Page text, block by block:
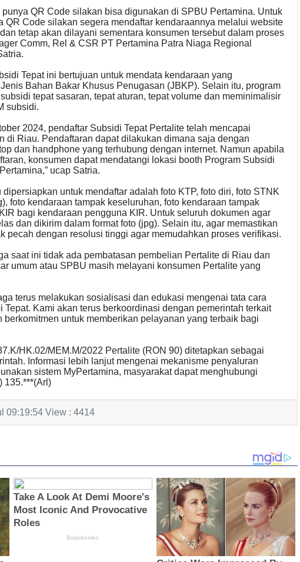
QR Code silakan bisa digunakan di SPBU Pertamina. Untuk
QR Code silakan segera mendaftar kendaraannya melalui website
tetap akan dilayani sementara konsumen tersebut dalam proses
Comm, Rel & CSR PT Pertamina Patra Niaga Regional
Tepat ini bertujuan untuk mendata kendaraan yang
Bahan Bakar Khusus Penugasan (JBKP). Selain itu, program
tepat sasaran, tepat aturan, tepat volume dan meminimalisir
subsidi.
2024, pendaftar Subsidi Tepat Pertalite telah mencapai
di Riau. Pendaftaran dapat dilakukan dimana saja dengan
dan handphone yang terhubung dengan internet. Namun apabila
konsumen dapat mendatangi lokasi booth Program Subsidi
ucap Satria.
untuk mendaftar adalah foto KTP, foto diri, foto STNK
foto kendaraan tampak keseluruhan, foto kendaraan tampak
bagi kendaraan pengguna KIR. Untuk seluruh dokumen agar
dan dikirim dalam format foto (jpg). Selain itu, agar memastikan
pecah dengan resolusi tinggi agar memudahkan proses verifikasi.
saat ini tidak ada pembatasan pembelian Pertalite di Riau dan
umum atau SPBU masih melayani konsumen Pertalite yang
terus melakukan sosialisasi dan edukasi mengenai tata cara
Tepat. Kami akan terus berkoordinasi dengan pemerintah terkait
berkomitmen untuk memberikan pelayanan yang terbaik bagi
HK.02/MEM.M/2022 Pertalite (RON 90) ditetapkan sebagai
Informasi lebih lanjut mengenai mekanisme penyaluran
sistem MyPertamina, masyarakat dapat menghubungi
135.***(Arl)
09:19:54 View : 4414